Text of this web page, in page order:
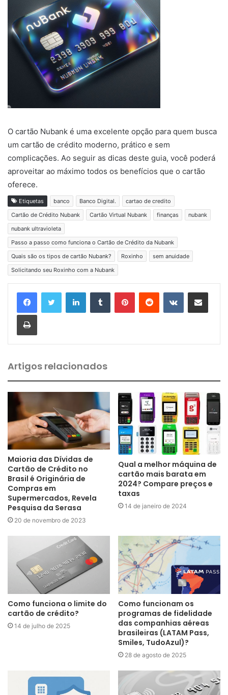
O cartão Nubank é uma excelente opção para quem busca
um cartão de crédito moderno, prático e sem
complicações. Ao seguir as dicas deste guia, você poderá
aproveitar ao máximo todos os benefícios que o cartão
oferece.
Etiquetas banco Banco Digital.
cartao de credito
Cartão de Crédito Nubank
Cartão Virtual Nubank finanças
nubank
nubank ultravioleta
Passo a passo como funciona o Cartão de Crédito da Nubank
Quais são os tipos de cartão Nubank?
Roxinho
sem anuidade
Solicitando seu Roxinho com a Nubank
Artigos relacionados
Maioria das Dívidas de
Cartão de Crédito no
Brasil é Originária de
Compras em
Supermercados, Revela
Pesquisa da Serasa
20 de novembro de 2023
Qual a melhor máquina de
cartão mais barata em
2024? Compare preços e
taxas
14 de janeiro de 2024
Como funciona o limite do
cartão de crédito?
14 de julho de 2025
Como funcionam os
programas de fidelidade
das companhias aéreas
brasileiras (LATAM Pass,
Smiles, TudoAzul)?
28 de agosto de 2025